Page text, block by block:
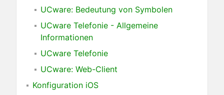
UCware: Bedeutung von Symbolen
UCware Telefonie - Allgemeine
Informationen
UCware Telefonie
UCware: Web-Client
Konfiguration iOS